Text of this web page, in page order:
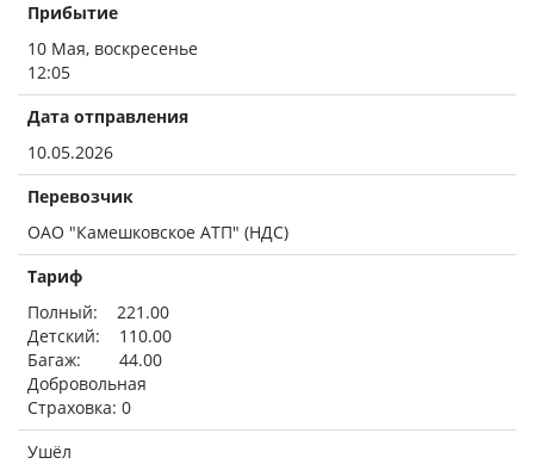
Прибытие
10 Мая, воскресенье
12:05
Дата отправления
10.05.2026
Перевозчик
ОАО "Камешковское АТП" (НДС)
Тариф
Полный: 221.00
Детский: 110.00
Багаж: 44.00
Добровольная
Страховка: 0
Ушёл